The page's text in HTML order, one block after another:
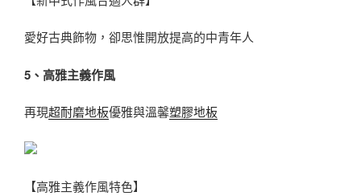
愛好古典飾物，卻思惟開放提高的中青年人
5、高雅主義作風
再現超耐磨地板優雅與溫馨塑膠地板
【高雅主義作風特色】